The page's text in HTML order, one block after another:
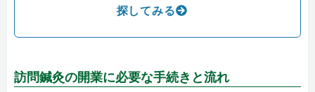
探してみる
訪問鍼灸の開業に必要な手続きと流れ